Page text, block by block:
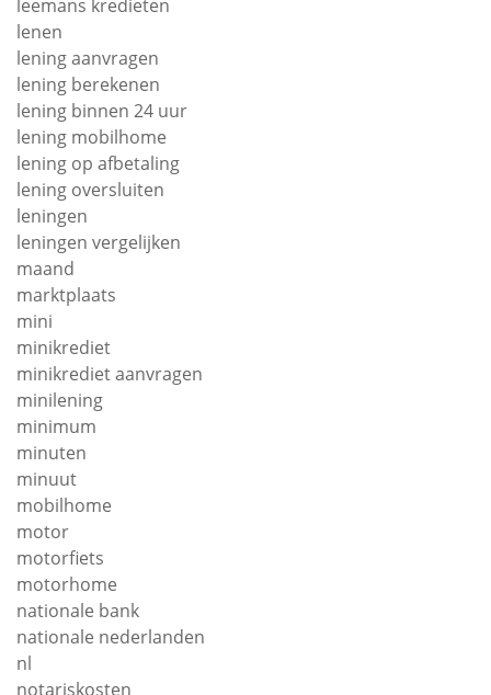
leemans kredieten
lenen
lening aanvragen
lening berekenen
lening binnen 24 uur
lening mobilhome
lening op afbetaling
lening oversluiten
leningen
leningen vergelijken
maand
marktplaats
mini
minikrediet
minikrediet aanvragen
minilening
minimum
minuten
minuut
mobilhome
motor
motorfiets
motorhome
nationale bank
nationale nederlanden
nl
notariskosten